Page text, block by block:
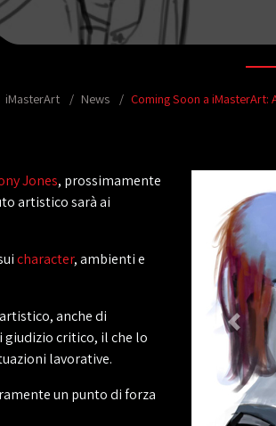
iMasterArt News Coming Soon a
Jones, prossimamente
artistico sarà ai
character, ambienti e
anche di
giudizio critico, il che lo
lavorative.
un punto di forza